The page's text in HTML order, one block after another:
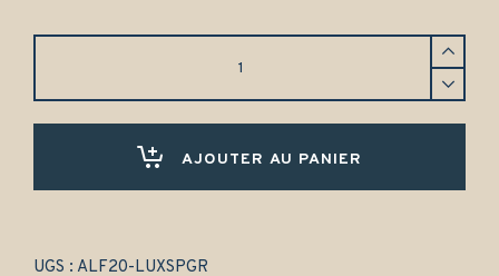
Gamme
AJOUTER AU PANIER
UGS : ALF20-LUXSPGR